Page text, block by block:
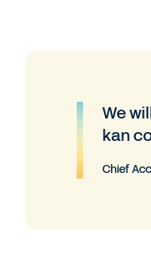
We
kan
Chief